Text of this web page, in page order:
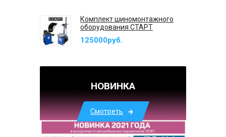
Комплект шиномонтажного
оборудования СТАРТ
125000руб.
НОВИНКА
Смотреть